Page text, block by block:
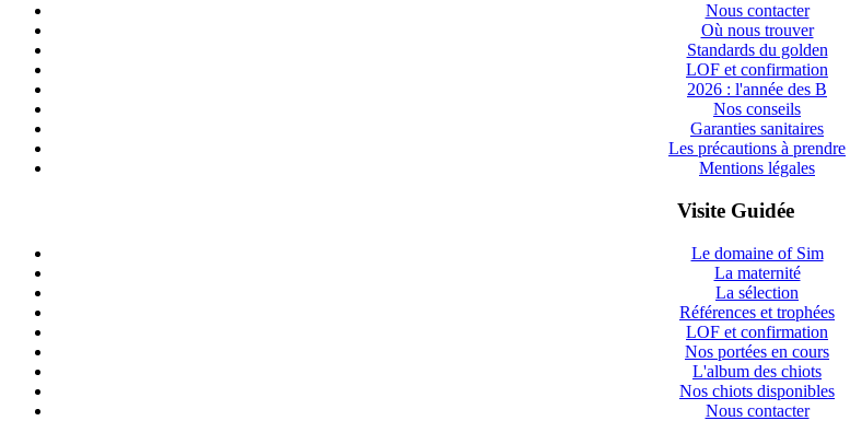
Nous contacter
Où nous trouver
Standards du golden
LOF et confirmation
2026 : l'année des B
Nos conseils
Garanties sanitaires
Les précautions à prendre
Mentions légales
Visite Guidée
Le domaine of Sim
La maternité
La sélection
Références et trophées
LOF et confirmation
Nos portées en cours
L'album des chiots
Nos chiots disponibles
Nous contacter